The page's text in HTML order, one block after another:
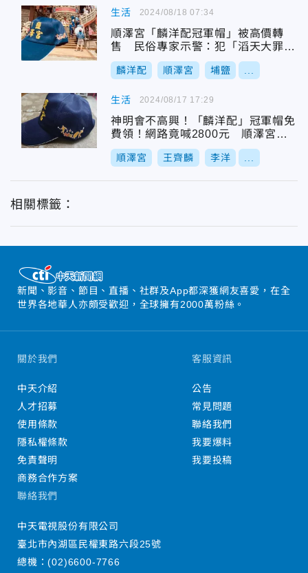
生活
順澤宮「麟洋配冠軍帽」被高價轉
售 民俗專家示警：犯「滔天大罪」
會下地獄
麟洋配 順澤宮 埔鹽
2024/08/18 07:34
生活
神明會不高興！「麟洋配」冠軍帽免
費領！網路竟喊2800元 順澤宮說
話了
順澤宮 王齊麟 李洋
2024/08/17 17:29
相關標籤：
新聞、影音、節目、直播、社群及App都深獲網友喜愛，在全
世界各地華人亦頗受歡迎，全球擁有2000萬粉絲。
關於我們
中天介紹
人才招募
使用條款
隱私權條款
免責聲明
商務合作方案
客服資訊
公告
常見問題
聯絡我們
我要爆料
我要投稿
聯絡我們
中天電視股份有限公司
臺北市內湖區民權東路六段25號
總機：(02)6600-7766